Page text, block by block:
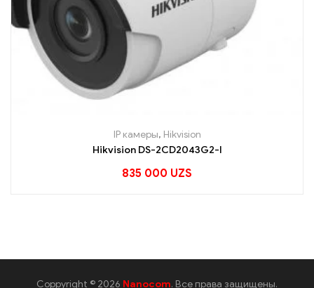
IP камеры, Hikvision
Hikvision DS-2CD2043G2-I
835 000 UZS
Coppyright © 2026 Nanocom. Все права защищены.